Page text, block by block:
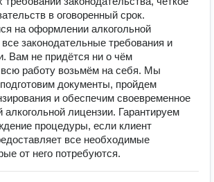
в оговоренный срок.
на оформлении алкогольной
законодательные требования и
Вам не придётся ни о чём
работу возьмём на себя. Мы
документы, пройдем
и обеспечим своевременное
лицензии. Гарантируем
процедуры, если клиент
все необходимые
от него потребуются.